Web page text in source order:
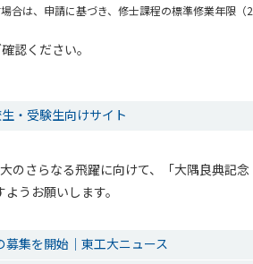
合は、申請に基づき、修士課程の標準修業年限（2
認ください。
・受験生向けサイト
のさらなる飛躍に向けて、「大隅良典記念
うお願いします。
集を開始｜東工大ニュース